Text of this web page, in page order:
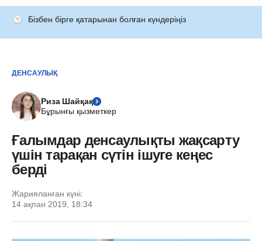
Бізбен бірге қатарынан болған күндеріңіз
ДЕНСАУЛЫҚ
Риза Шайқақ
Бұрынғы қызметкер
Ғалымдар денсаулықты жақсарту
үшін тарақан сүтін ішуге кеңес
берді
Жарияланған күні:
14 ақпан 2019, 18:34